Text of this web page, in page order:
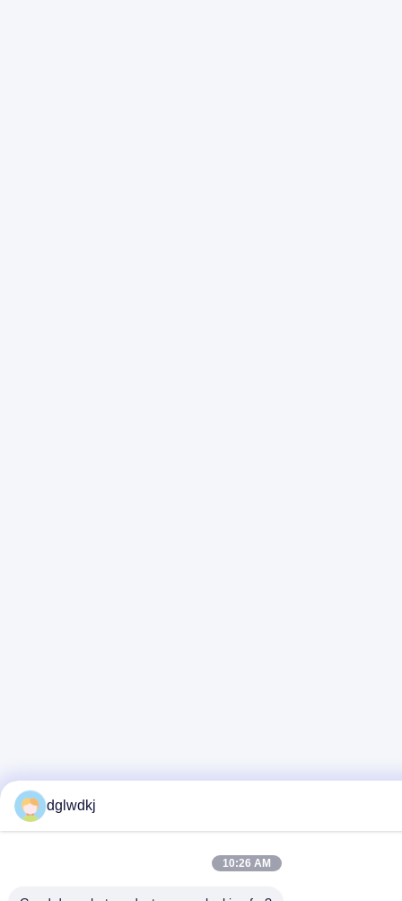
dglwdkj
10:26 AM